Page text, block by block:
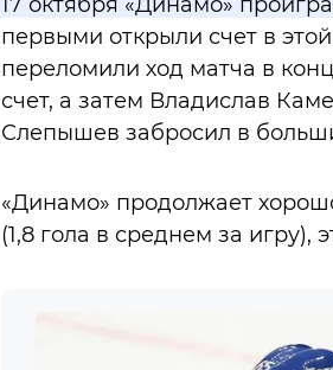
первыми открыли счет в
переломили ход матча в
счет, а затем Владислав
Слепышев забросил в
«Динамо» продолжает
(1,8 гола в среднем за